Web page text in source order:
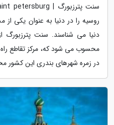
روسیه را در دنیا به عنوان یکی از
دنیا می شناسند. سنت
محسوب می شود که، مرکز تقاطع
در زمره شهرهای بندری این